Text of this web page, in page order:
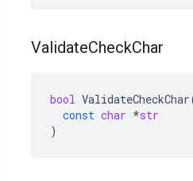
ValidateCheckChar
bool ValidateCheckChar
const char *str
)